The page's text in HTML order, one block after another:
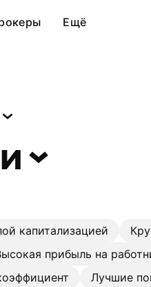
Ещё
капитализацией
прибыль на
Лучшие